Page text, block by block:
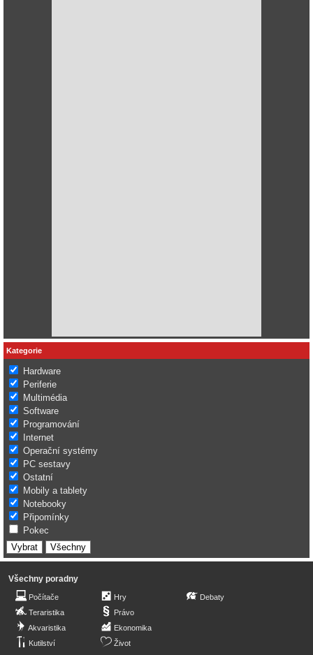
Kategorie
Hardware
Periferie
Multimédia
Software
Programování
Internet
Operační systémy
PC sestavy
Ostatní
Mobily a tablety
Notebooky
Připomínky
Pokec
Všechny poradny
Počítače
Teraristika
Akvaristika
Kutilství
Hry
Právo
Ekonomika
Život
Debaty